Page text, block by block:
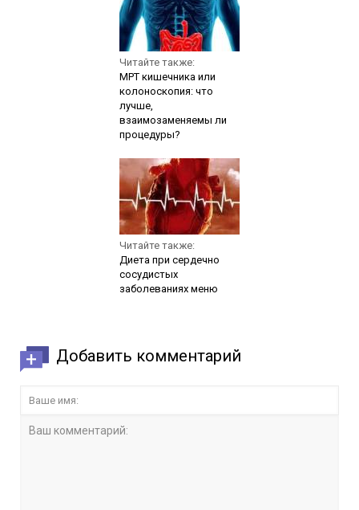
Читайте также:
МРТ кишечника или
колоноскопия: что
лучше,
взаимозаменяемы ли
процедуры?
Читайте также:
Диета при сердечно
сосудистых
заболеваниях меню
Добавить комментарий